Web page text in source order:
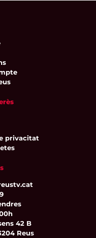
privacitat
42 B
Reus